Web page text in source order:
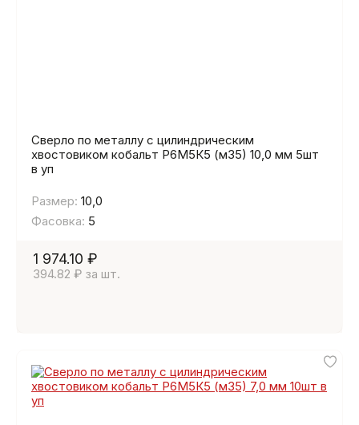
Сверло по металлу с цилиндрическим
хвостовиком кобальт Р6М5К5 (м35) 10,0 мм 5шт
в уп
Размер: 10,0
Фасовка: 5
1 974.10 ₽
394.82 ₽ за шт.